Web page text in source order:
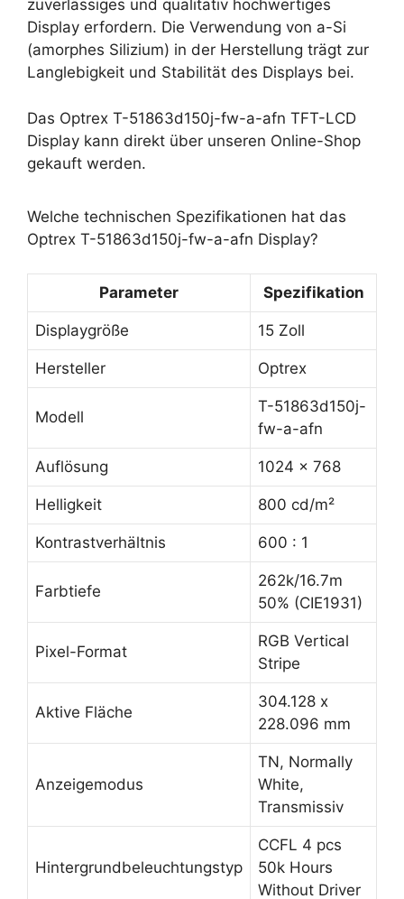
zuverlässiges und qualitativ hochwertiges
Display erfordern. Die Verwendung von a-Si
(amorphes Silizium) in der Herstellung trägt zur
Langlebigkeit und Stabilität des Displays bei.
Das Optrex T-51863d150j-fw-a-afn TFT-LCD
Display kann direkt über unseren Online-Shop
gekauft werden.
Welche technischen Spezifikationen hat das
Optrex T-51863d150j-fw-a-afn Display?
Parameter Spezifikation
Displaygröße 15 Zoll
Hersteller Optrex
Modell
T-51863d150j-
fw-a-afn
Auflösung 1024 x 768
Helligkeit 800 cd/m²
Kontrastverhältnis 600 : 1
Farbtiefe
262k/16.7m
50% (CIE1931)
Pixel-Format
RGB Vertical
Stripe
Aktive Fläche
304.128 x
228.096 mm
Anzeigemodus
TN, Normally
White,
Transmissiv
Hintergrundbeleuchtungstyp
CCFL 4 pcs
50k Hours
Without Driver